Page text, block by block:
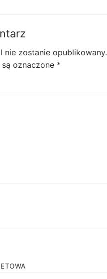
nie zostanie opublikowany.
oznaczone *